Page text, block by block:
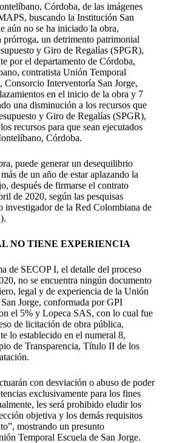
Córdoba, de las imágenes
buscando la Institución San
aún no se ha iniciado la obra,
prórroga, un detrimento patrimonial
y Giro de Regalías (SPGR),
por el departamento de Córdoba,
contratista Unión Temporal
Consorcio Interventoría San Jorge,
en el inicio de la obra y 7
una disminución a los recursos que
y Giro de Regalías (SPGR),
recursos para que sean ejecutados
Córdoba.
puede generar un desequilibrio
de un año de estar aplazando la
después de firmarse el contrato
de 2020, según las pesquisas
investigador de la Red Colombiana de
NO TIENE EXPERIENCIA
de SECOP I, el detalle del proceso
no se encuentra ningún documento
legal y de experiencia de la Unión
Jorge, conformada por GPI
el 5% y Lopeca SAS, con lo cual fue
de licitación de obra pública,
lo establecido en el numeral 8,
de Transparencia, Título II de los
con desviación o abuso de poder
exclusivamente para los fines
les será prohibido eludir los
objetiva y los demás requisitos
mostrando un presunto
Temporal Escuela de San Jorge.